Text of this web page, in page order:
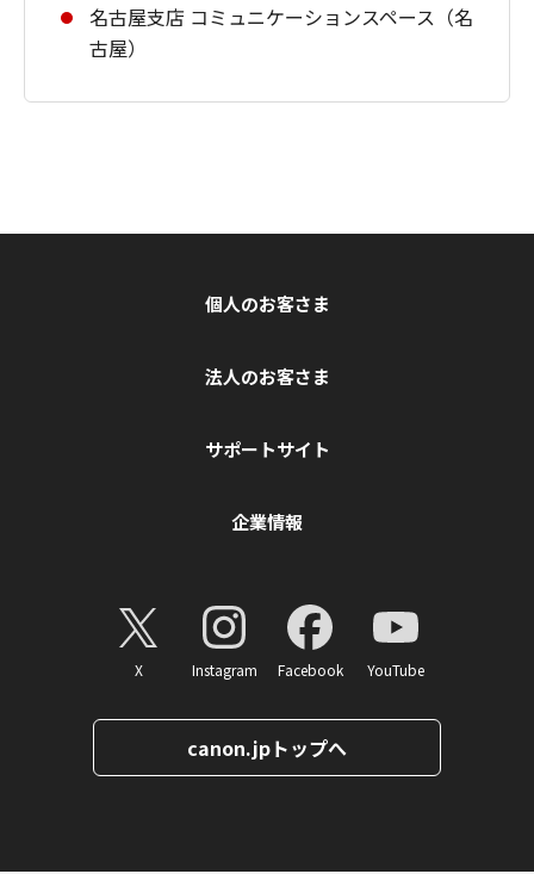
名古屋支店 コミュニケーションスペース（名
古屋）
個人のお客さま
法人のお客さま
サポートサイト
企業情報
X Instagram Facebook YouTube
canon.jpトップへ